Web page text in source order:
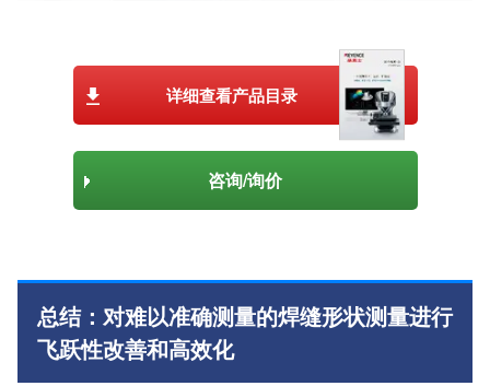
详细查看产品目录
咨询/询价
总结：对难以准确测量的焊缝形状测量进行
飞跃性改善和高效化